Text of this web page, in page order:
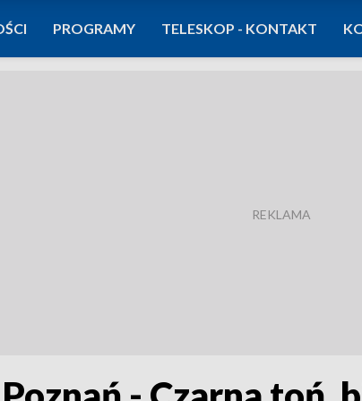
PROGRAMY TELESKOP - KONTAKT